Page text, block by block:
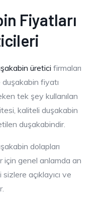
Fiyatları
üretici firmaları
fiyatı
tek şey kullanılan
kaliteli duşakabin
duşakabindir.
dolapları
için genel anlamda an
açıklayıcı ve